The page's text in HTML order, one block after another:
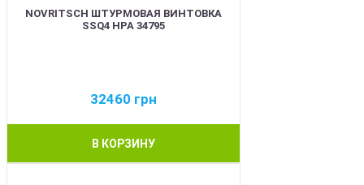
NOVRITSCH ШТУРМОВАЯ ВИНТОВКА
SSQ4 HPA 34795
32460 грн
В КОРЗИНУ